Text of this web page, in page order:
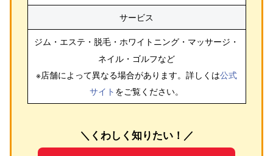
サービス
ジム・エステ・脱毛・ホワイトニング・マッサージ・
ネイル・ゴルフなど
※店舗によって異なる場合があります。詳しくは公式
サイト をご覧ください。
＼くわしく知りたい！／